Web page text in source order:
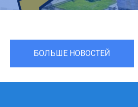
БОЛЬШЕ НОВОСТЕЙ